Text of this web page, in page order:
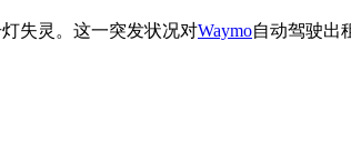
失灵。这一突发状况对Waymo自动驾驶出